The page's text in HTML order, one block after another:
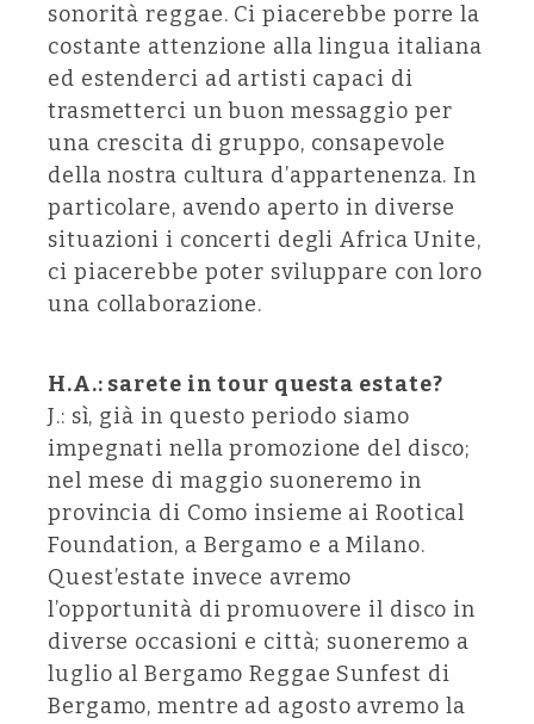
sonorità reggae. Ci piacerebbe porre la
costante attenzione alla lingua italiana
ed estenderci ad artisti capaci di
trasmetterci un buon messaggio per
una crescita di gruppo, consapevole
della nostra cultura d’appartenenza. In
particolare, avendo aperto in diverse
situazioni i concerti degli Africa Unite,
ci piacerebbe poter sviluppare con loro
una collaborazione.
H.A.: sarete in tour questa estate?
J.: sì, già in questo periodo siamo
impegnati nella promozione del disco;
nel mese di maggio suoneremo in
provincia di Como insieme ai Rootical
Foundation, a Bergamo e a Milano.
Quest’estate invece avremo
l’opportunità di promuovere il disco in
diverse occasioni e città; suoneremo a
luglio al Bergamo Reggae Sunfest di
Bergamo, mentre ad agosto avremo la